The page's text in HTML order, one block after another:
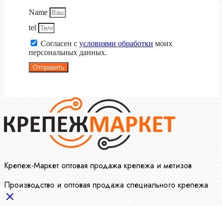
Name
tel
Согласен с условиями обработки моих
персональных данных.
Отправить
Крепеж-Маркет оптовая продажа крепежа и метизов
Производство и оптовая продажа специального крепежа